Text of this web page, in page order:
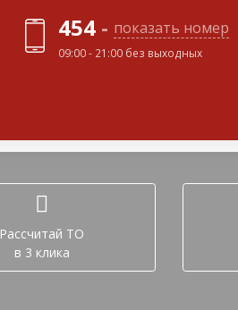
454 - показать номер
09:00 - 21:00 без выходных
Рассчитай ТО
в 3 клика